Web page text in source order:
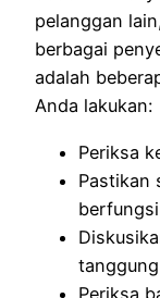
pelanggan
berbagai
adalah
Anda lakukan:
Periksa
Pastikan
Periksa